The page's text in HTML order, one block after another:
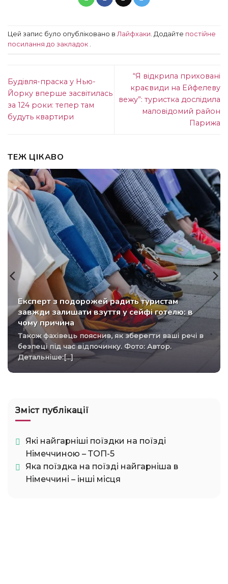
Цей запис було опубліковано вЛайфхаки. Додайте постійне
посилання до закладок .
Будівля-праска у Нью-
Йорку вперше засвітилась
за 124 роки: тепер там
будуть квартири
“Я відкрила приховані
краєвиди на Ейфелеву
вежу”: туристка дослідила
маловідомий район
Парижа
ТЕЖ ЦІКАВО
Експерт з подорожей радить туристам
завжди залишати взуття у сейфі готелю: в
чому причина
Також фахівець пояснив, як зберегти ваші речі в
безпеці під час відпочинку. Фото: Автор.
Детальніше:[...]
Зміст публікації
Які найгарніші поїздки на поїзді
Німеччиною – ТОП-5
Яка поїздка на поїзді найгарніша в
Німеччині – інші місця